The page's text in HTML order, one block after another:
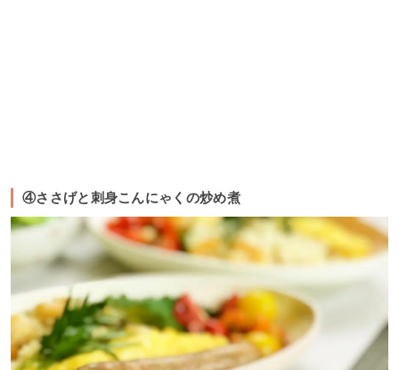
④ささげと刺身こんにゃくの炒め煮